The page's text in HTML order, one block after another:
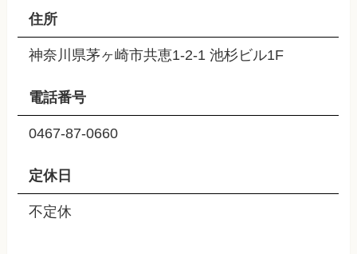
住所
神奈川県茅ヶ崎市共恵1-2-1 池杉ビル1F
電話番号
0467-87-0660
定休日
不定休